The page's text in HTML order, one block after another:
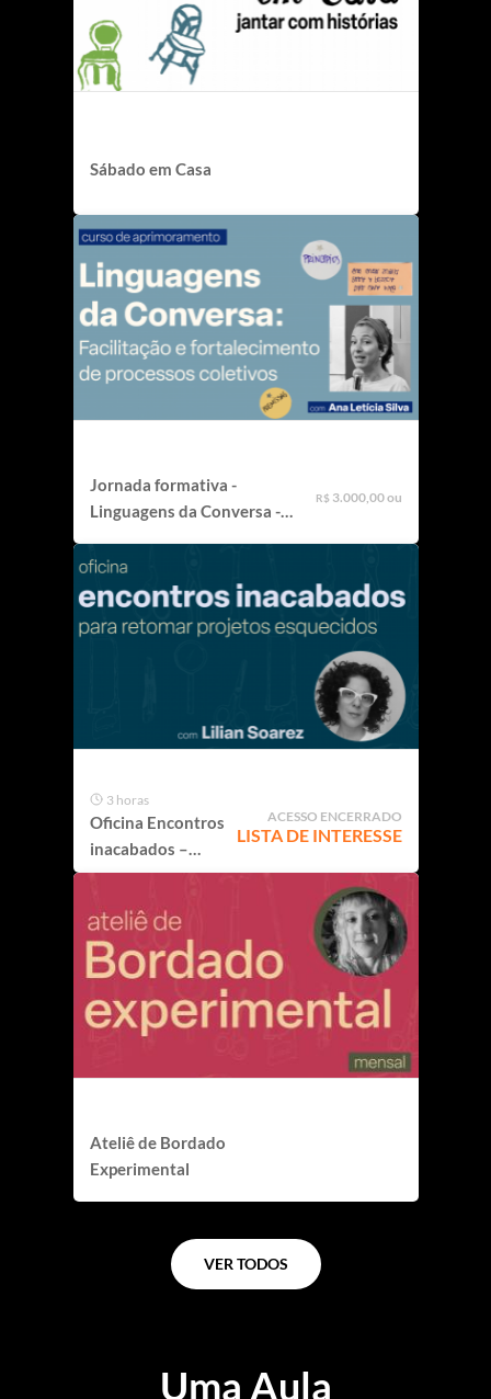
Sábado em Casa
Jornada formativa -
Linguagens da Conversa -
R$ 3.000,00 ou
3 horas
Oficina Encontros
inacabados –
Oficina para
esquecidos
ACESSO ENCERRADO
LISTA DE INTERESSE
Ateliê de Bordado
Experimental
VER TODOS
Uma Aula